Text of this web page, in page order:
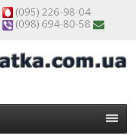
(095) 226-98-04
(098) 694-80-58